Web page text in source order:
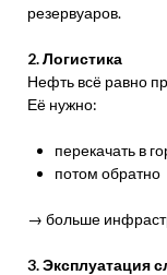
резервуаров.
2. Логистика
Нефть всё равно
Её нужно:
перекачать в
потом обратно
→ больше
3. Эксплуатация